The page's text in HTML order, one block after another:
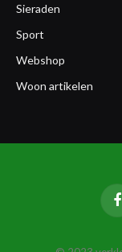
Sieraden
Sport
Webshop
Woon artikelen